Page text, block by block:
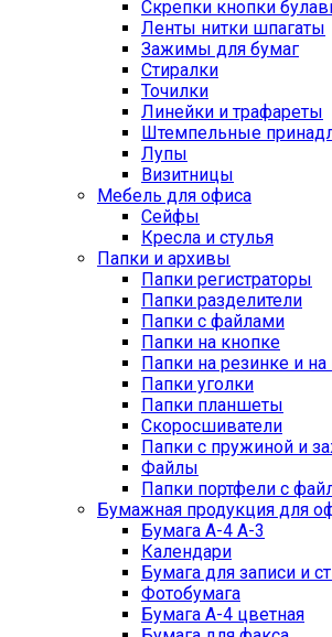
Скрепки кнопки
Ленты нитки шпагаты
Зажимы для бумаг
Стиралки
Точилки
Линейки и трафареты
Штемпельные
Лупы
Визитницы
Мебель для офиса
Сейфы
Кресла и стулья
Папки и архивы
Папки регистраторы
Папки разделители
Папки с файлами
Папки на кнопке
Папки на резинке и
Папки уголки
Папки планшеты
Скоросшиватели
Папки с пружиной и
Файлы
Папки портфели с
Бумажная продукция для
Бумага А-4 А-3
Календари
Бумага для записи и
Фотобумага
Бумага А-4 цветная